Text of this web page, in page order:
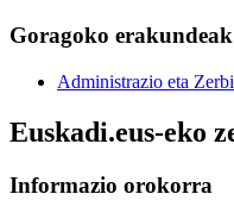
Goragoko erakundeak
Administrazio eta
Euskadi.eus-eko
Informazio orokorra